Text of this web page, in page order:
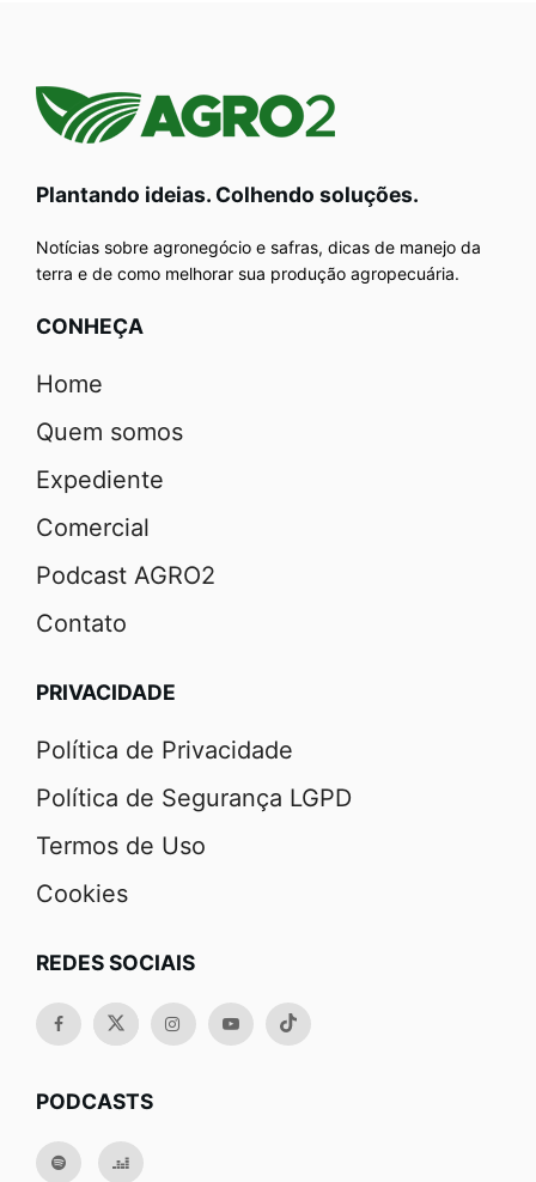
Plantando ideias. Colhendo soluções.
Notícias sobre agronegócio e safras, dicas de manejo da
terra e de como melhorar sua produção agropecuária.
CONHEÇA
Home
Quem somos
Expediente
Comercial
Podcast AGRO2
Contato
PRIVACIDADE
Política de Privacidade
Política de Segurança LGPD
Termos de Uso
Cookies
REDES SOCIAIS
PODCASTS